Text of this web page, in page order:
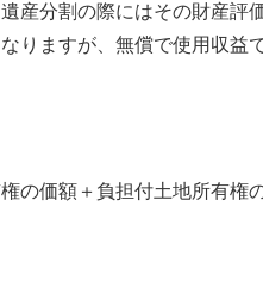
産分割の際にはその財産評
りますが、無償で使用収益
の価額＋負担付土地所有権